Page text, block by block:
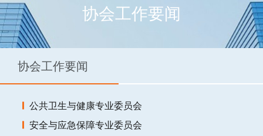
协会工作要闻
协会工作要闻
公共卫生与健康专业委员会
安全与应急保障专业委员会